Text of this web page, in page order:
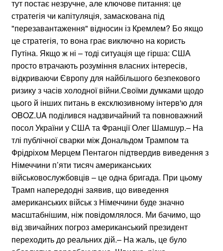
тут постає незручне, але ключове питання: це
стратегія чи капітуляція, замаскована під
"перезавантаження" відносин із Кремлем? Бо якщо
це стратегія, то вона грає виключно на користь
Путіна. Якщо ж ні – тоді ситуація ще гірша: США
просто втрачають розуміння власних інтересів,
відкриваючи Європу для найбільшого безпекового
ризику з часів холодної війни.Своїми думками щодо
цього й інших питань в ексклюзивному інтерв'ю для
OBOZ.UA поділився надзвичайний та повноважний
посол України у США та Франції Олег Шамшур.– На
тлі публічної сварки між Дональдом Трампом та
Фрідріхом Мерцем Пентагон підтвердив виведення з
Німеччини п’яти тисяч американських
військовослужбовців – це одна бригада. При цьому
Трамп напередодні заявив, що виведення
американських військ з Німеччини буде значно
масштабнішим, ніж повідомлялося. Ми бачимо, що
від звичайних погроз американський президент
переходить до реальних дій.– На жаль, це було